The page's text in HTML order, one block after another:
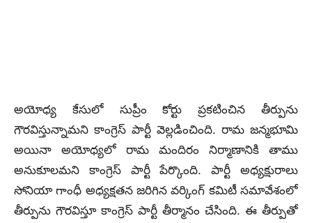
అయోధ్య కేసులో సుప్రీం కోర్టు ప్రకటించిన తీర్పును
గౌరవిస్తున్నామని కాంగ్రెస్‌ పార్టీ వెల్లడించింది. రామ జన్మభూమి
అయినా అయోధ్యలో రామ మందిరం నిర్మాణానికి తాము
అనుకూలమని కాంగ్రెస్ పార్టీ పేర్కొంది. పార్టీ అధ్యక్షురాలు
సోనియా గాంధీ అధ్యక్షతన జరిగిన వర్కింగ్‌ కమిటీ సమావేశంలో
తీర్పును గౌరవిస్తూ కాంగ్రెస్‌ పార్టీ తీర్మానం చేసింది. ఈ తీర్పుతో